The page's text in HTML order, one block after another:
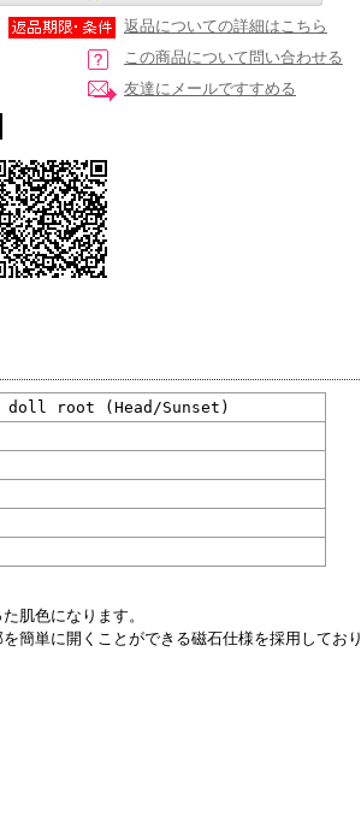
返品についての詳細はこちら
この商品について問い合わせる
友達にメールですすめる
doll root (Head/Sunset)
肌色になります。
簡単に開くことができる磁石仕様を採用しており